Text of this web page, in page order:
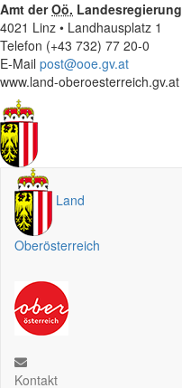
Amt derOö. Landesregierung
4021 Linz • Landhausplatz 1
Telefon (+43 732) 77 20-0
E-Mail post@ooe.gv.at
www.land-oberoesterreich.gv.at
Land
Oberösterreich
Kontakt